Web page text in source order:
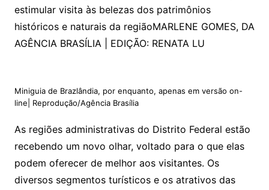
estimular visita às belezas dos patrimônios
históricos e naturais da regiãoMARLENE GOMES, DA
AGÊNCIA BRASÍLIA | EDIÇÃO: RENATA LU
Miniguia de Brazlândia, por enquanto, apenas em versão on-
line| Reprodução/Agência Brasília
As regiões administrativas do Distrito Federal estão
recebendo um novo olhar, voltado para o que elas
podem oferecer de melhor aos visitantes. Os
diversos segmentos turísticos e os atrativos das